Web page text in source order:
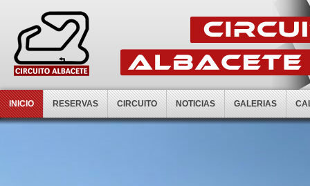
INICIO RESERVAS CIRCUITO NOTICIAS GALERIAS